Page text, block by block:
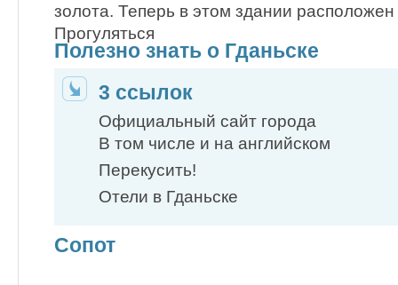
золота. Теперь в этом здании
Прогуляться
Полезно знать о Гданьске
3 ссылок
Официальный сайт города
В том числе и на английском
Перекусить!
Отели в Гданьске
Сопот